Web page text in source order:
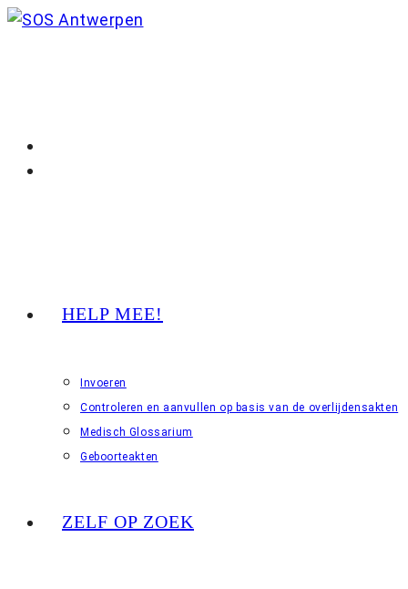
Ga
HELP MEE!
Invoeren
Controleren en aanvullen op basis van de overlijdensakten
Medisch Glossarium
Geboorteakten
ZELF OP ZOEK